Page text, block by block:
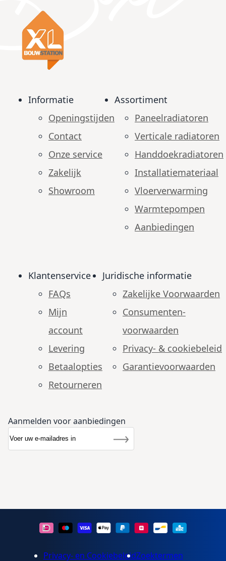
Informatie
Openingstijden
Contact
Onze service
Zakelijk
Showroom
Assortiment
Paneelradiatoren
Verticale radiatoren
Handdoekradiatoren
Installatiemateriaal
Vloerverwarming
Warmtepompen
Aanbiedingen
Klantenservice
FAQs
Mijn
account
Levering
Betaalopties
Retourneren
Juridische informatie
Zakelijke Voorwaarden
Consumenten­
voorwaarden
Privacy- & cookiebeleid
Garantie­voorwaarden
Aanmelden voor aanbiedingen
Nieuwsbrief
Inschrijven
Privacy- en CookiebeleidZoektermen